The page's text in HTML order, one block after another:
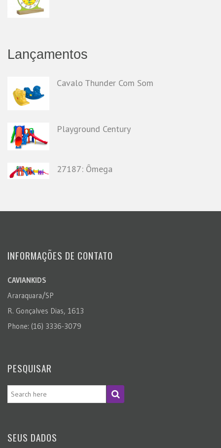
Lançamentos
Cavalo Thunder Com Som
Playground Century
27187: Ômega
INFORMAÇÕES DE CONTATO
CAVIANKIDS
Araraquara/SP
R. Gonçalves Dias, 1613
Phone: (16) 3336-3079
PESQUISAR
SEUS DADOS